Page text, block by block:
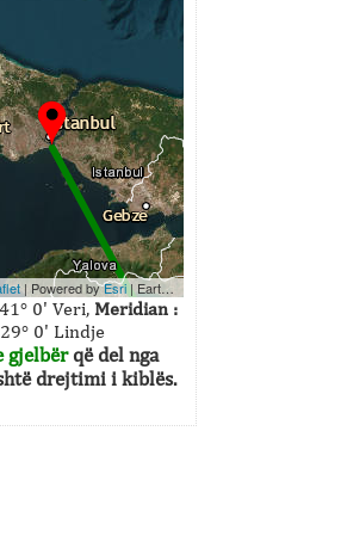
| Powered byEsri| Earthstar Geographics
41° 0' Veri, Meridian :
29° 0' Lindje
gjelbërqë del nga
drejtimi i kiblës.